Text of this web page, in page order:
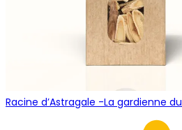
Racine d’Astragale -La gardienne